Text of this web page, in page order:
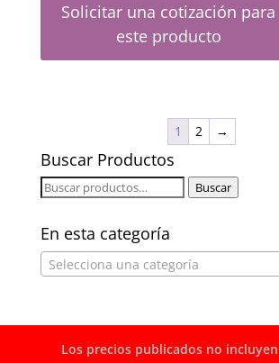
Solicitar una cotización para
este producto
1 2 →
Buscar Productos
Buscar
Buscar
En esta categoría
Selecciona una categoría
Los precios publicados no